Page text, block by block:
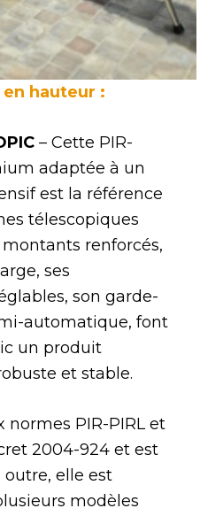
hauteur :
– Cette PIR-
adaptée à un
est la référence
télescopiques
montants renforcés,
ses
son garde-
automatique, font
un produit
et stable.
normes PIR-PIRL et
2004-924 et est
outre, elle est
modèles